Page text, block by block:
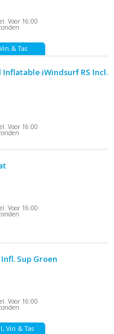
Voor 16:00
& Tas
iWindsurf RS Incl.
Voor 16:00
Voor 16:00
Sup Groen
Voor 16:00
Vin & Tas